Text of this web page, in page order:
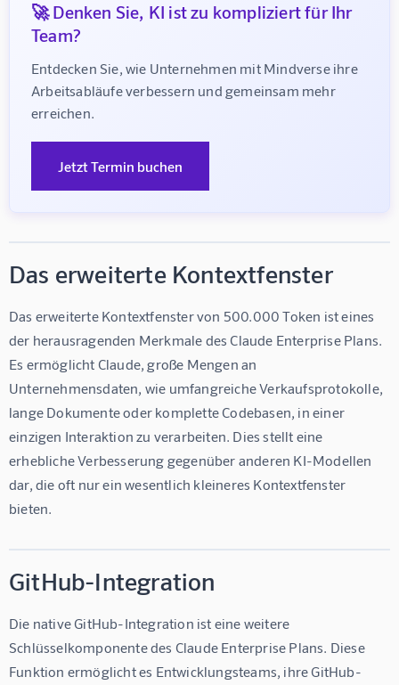
🚀 Denken Sie, KI ist zu kompliziert für Ihr
Team?
Entdecken Sie, wie Unternehmen mit Mindverse ihre
Arbeitsabläufe verbessern und gemeinsam mehr
erreichen.
Jetzt Termin buchen
Das erweiterte Kontextfenster
Das erweiterte Kontextfenster von 500.000 Token ist eines
der herausragenden Merkmale des Claude Enterprise Plans.
Es ermöglicht Claude, große Mengen an
Unternehmensdaten, wie umfangreiche Verkaufsprotokolle,
lange Dokumente oder komplette Codebasen, in einer
einzigen Interaktion zu verarbeiten. Dies stellt eine
erhebliche Verbesserung gegenüber anderen KI-Modellen
dar, die oft nur ein wesentlich kleineres Kontextfenster
bieten.
GitHub-Integration
Die native GitHub-Integration ist eine weitere
Schlüsselkomponente des Claude Enterprise Plans. Diese
Funktion ermöglicht es Entwicklungsteams, ihre GitHub-